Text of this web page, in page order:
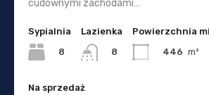
cudownymi zachodami…
Sypialnia
8
Lazienka
8
Powierzchnia
446 m²
Na sprzedaż